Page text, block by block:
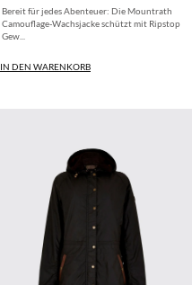
Bereit für jedes Abenteuer: Die Mountrath
Camouflage-Wachsjacke schützt mit Ripstop
Gew...
IN DEN WARENKORB